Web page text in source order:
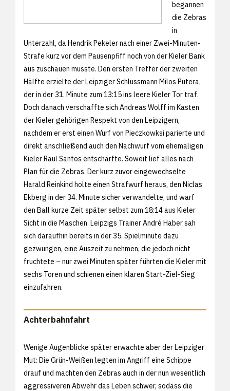
begannen
die Zebras
in
Unterzahl, da Hendrik Pekeler nach einer Zwei-Minuten-
Strafe kurz vor dem Pausenpfiff noch von der Kieler Bank
aus zuschauen musste. Den ersten Treffer der zweiten
Hälfte erzielte der Leipziger Schlussmann Milos Putera,
der in der 31. Minute zum 13:15 ins leere Kieler Tor traf.
Doch danach verschaffte sich Andreas Wolff im Kasten
der Kieler gehörigen Respekt von den Leipzigern,
nachdem er erst einen Wurf von Pieczkowksi parierte und
direkt anschließend auch den Nachwurf vom ehemaligen
Kieler Raul Santos entschärfte. Soweit lief alles nach
Plan für die Zebras. Der kurz zuvor eingewechselte
Harald Reinkind holte einen Strafwurf heraus, den Niclas
Ekberg in der 34. Minute sicher verwandelte, und warf
den Ball kurze Zeit später selbst zum 18:14 aus Kieler
Sicht in die Maschen. Leipzigs Trainer André Haber sah
sich daraufhin bereits in der 35. Spielminute dazu
gezwungen, eine Auszeit zu nehmen, die jedoch nicht
fruchtete – nur zwei Minuten später führten die Kieler mit
sechs Toren und schienen einen klaren Start-Ziel-Sieg
einzufahren.
Achterbahnfahrt
Wenige Augenblicke später erwachte aber der Leipziger
Mut: Die Grün-Weißen legten im Angriff eine Schippe
drauf und machten den Zebras auch in der nun wesentlich
aggressiveren Abwehr das Leben schwer, sodass die